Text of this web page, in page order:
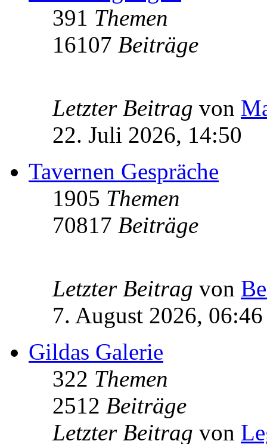
391 Themen
16107 Beiträge
Letzter Beitrag von
22. Juli 2026, 14:50
Tavernen Gespräche
1905 Themen
70817 Beiträge
Letzter Beitrag von
7. August 2026, 06:46
Gildas Galerie
322 Themen
2512 Beiträge
Letzter Beitrag von